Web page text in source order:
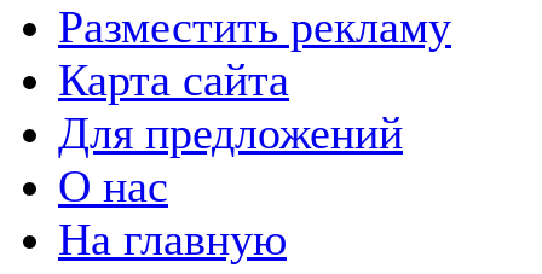
Разместить рекламу
Карта сайта
Для предложений
О нас
На главную